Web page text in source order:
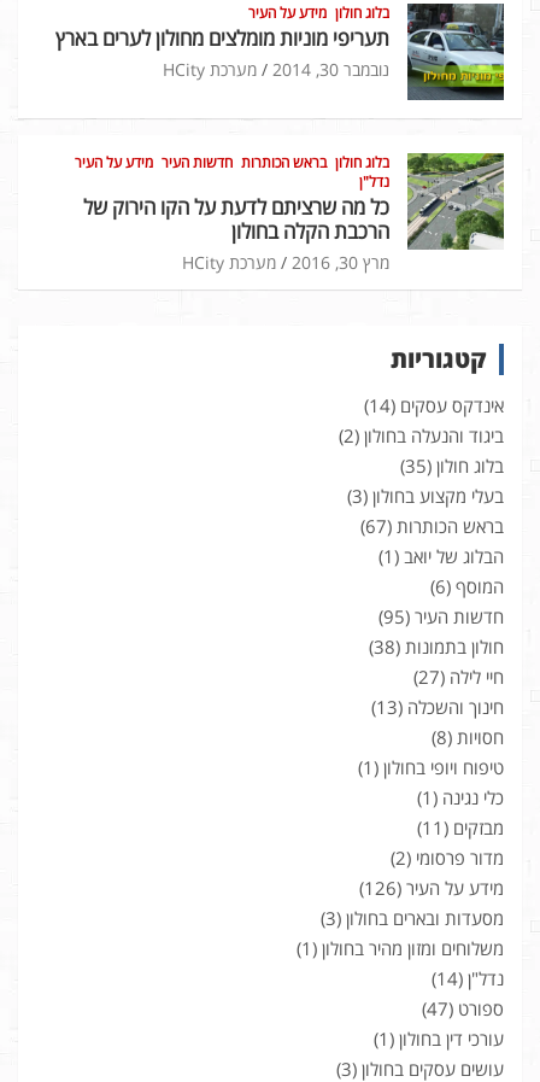
בלוג חולון מידע על העיר
תעריפי מוניות מומלצים מחולון לערים בארץ
נובמבר 30, 2014 מערכת HCity
בלוג חולון בראש הכותרות חדשות העיר מידע על העיר
נדל"ן
כל מה שרציתם לדעת על הקו הירוק של
הרכבת הקלה בחולון
מרץ 30, 2016 מערכת HCity
קטגוריות
אינדקס עסקים (14)
ביגוד והנעלה בחולון (2)
בלוג חולון (35)
בעלי מקצוע בחולון (3)
בראש הכותרות (67)
הבלוג של יואב (1)
המוסף (6)
חדשות העיר (95)
חולון בתמונות (38)
חיי לילה (27)
חינוך והשכלה (13)
חסויות (8)
טיפוח ויופי בחולון (1)
כלי נגינה (1)
מבזקים (11)
מדור פרסומי (2)
מידע על העיר (126)
מסעדות ובארים בחולון (3)
משלוחים ומזון מהיר בחולון (1)
נדל"ן (14)
ספורט (47)
עורכי דין בחולון (1)
עושים עסקים בחולון (3)